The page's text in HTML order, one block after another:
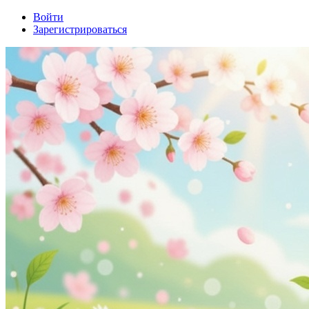
Войти
Зарегистрироваться